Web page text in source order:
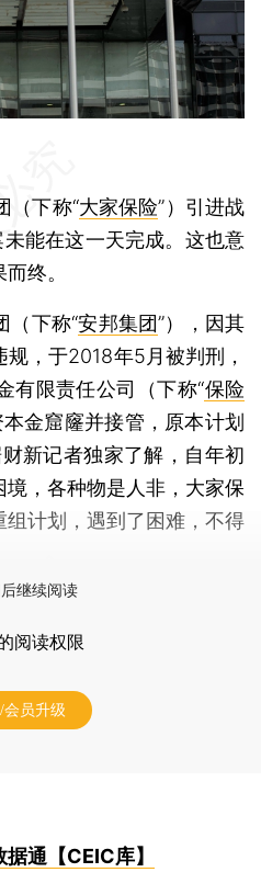
下称“大家保险”）引进战
能在这一天完成。这也意
终。
下称“安邦集团”），因其
，于2018年5月被判刑，
有限责任公司（下称“保险
金窟窿并接管，原本计划
新记者独家了解，自年初
，各种物是人非，大家保
计划，遇到了困难，不得
继续阅读
阅读权限
会员升级
据通【CEIC库】